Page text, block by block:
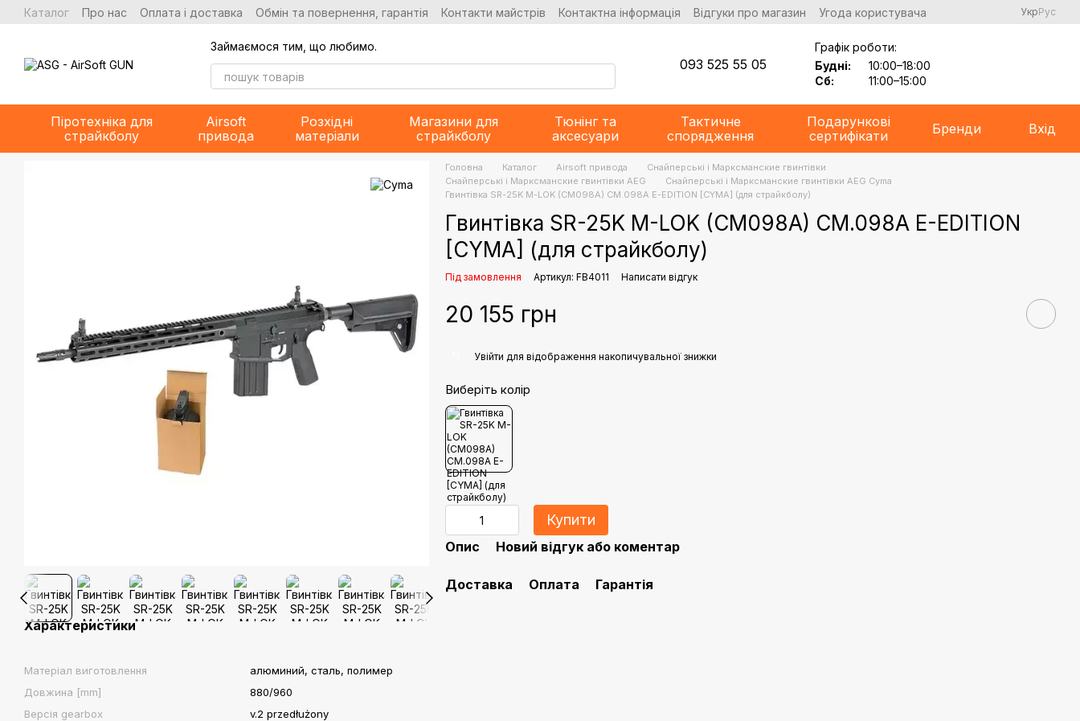
Перейти до основного контенту
Каталог Про нас Оплата і доставка Обмін та повернення, гарантія Контакти майстрів Контактна інформація Відгуки про магазин Угода користувача УкрРус
Займаємося тим, що любимо.
093 525 55 05
Графік роботи:
Будні:
10:00–18:00
Сб:
11:00–15:00
Піротехніка для
страйкболу
Airsoft
привода
Розхідні
матеріали
Магазини для
страйкболу
Тюнінг та
аксесуари
Тактичне
спорядження
Подарункові
сертифікати
Бренди Вхід
Характеристики
Матеріал виготовлення
алюминий, сталь, полимер
Довжина [mm]
880/960
Версія gearbox
v.2 przedłużony
Головна Каталог Airsoft привода
Снайперські і Марксманские гвинтівки
Снайперські і Марксманские гвинтівки AEG
Снайперські і Марксманские гвинтівки AEG Cyma
Гвинтівка SR-25K M-LOK (CM098A) CM.098A E-EDITION [CYMA] (для страйкболу)
Гвинтівка SR-25K M-LOK (CM098A) CM.098A E-EDITION
[CYMA] (для страйкболу)
Під замовлення Артикул: FB4011 Написати відгук
20 155 грн
Увійти для відображення накопичувальної знижки
Виберіть колір
Купити
Опис Новий відгук або коментар
Доставка Оплата Гарантія